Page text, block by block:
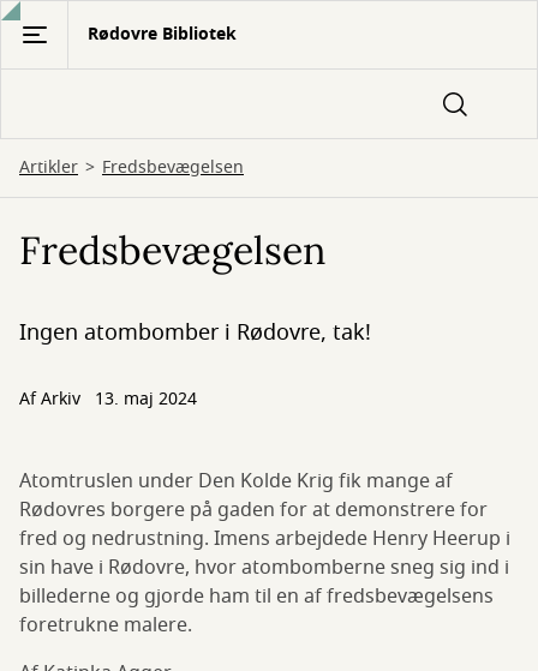
Gå
hovedindhold
Rødovre Bibliotek
Artikler Fredsbevægelsen
Fredsbevægelsen
Ingen atombomber i Rødovre, tak!
Af Arkiv 13. maj 2024
Atomtruslen under Den Kolde Krig fik mange af
Rødovres borgere på gaden for at demonstrere for
fred og nedrustning. Imens arbejdede Henry Heerup i
sin have i Rødovre, hvor atombomberne sneg sig ind i
billederne og gjorde ham til en af fredsbevægelsens
foretrukne malere.